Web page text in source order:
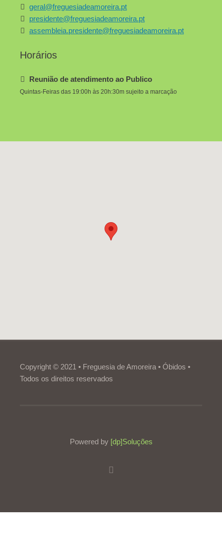
geral@freguesiadeamoreira.pt
presidente@freguesiadeamoreira.pt
assembleia.presidente@freguesiadeamoreira.pt
Horários
Reunião de atendimento ao Publico
Quintas-Feiras das 19:00h às 20h:30m sujeito a marcação
Copyright © 2021 • Freguesia de Amoreira • Óbidos •
Todos os direitos reservados
Powered by [dp]Soluções